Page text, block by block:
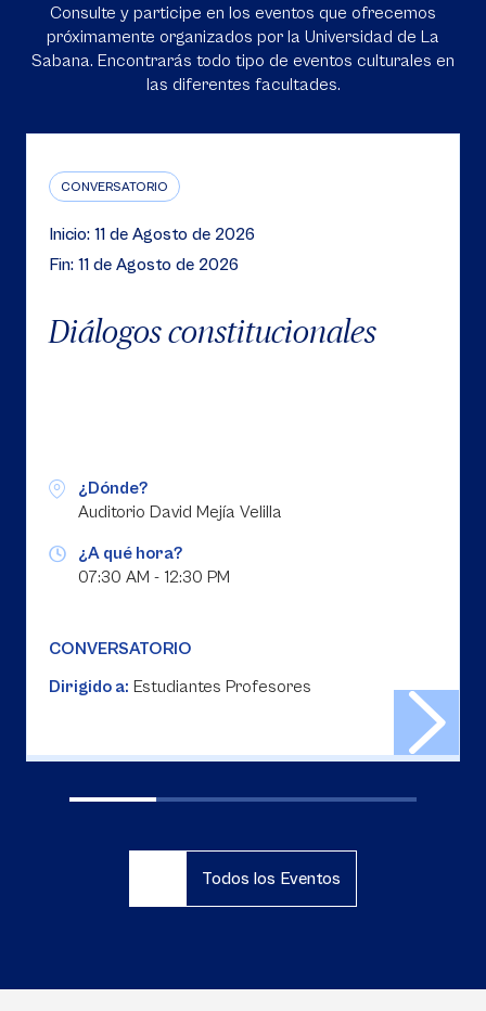
Consulte y participe en los eventos que ofrecemos
próximamente organizados por la Universidad de La
Sabana. Encontrarás todo tipo de eventos culturales en
las diferentes facultades.
CONVERSATORIO
Inicio: 11 de Agosto de 2026
Fin: 11 de Agosto de 2026
Diálogos constitucionales
¿Dónde?
Auditorio David Mejía Velilla
¿A qué hora?
07:30 AM - 12:30 PM
CONVERSATORIO
Dirigido a: Estudiantes Profesores
Todos los Eventos